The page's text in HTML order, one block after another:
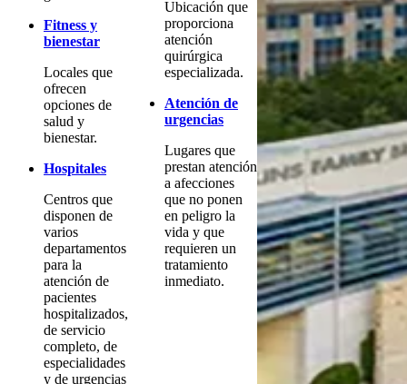
Fitness y
bienestar
Locales que
ofrecen
opciones de
salud y
bienestar.
Hospitales
Centros que
disponen de
varios
departamentos
para la
atención de
pacientes
hospitalizados,
de servicio
completo, de
especialidades
y de urgencias
Ubicación que
proporciona
atención
quirúrgica
especializada.
Atención de
urgencias
Lugares que
prestan atención
a afecciones
que no ponen
en peligro la
vida y que
requieren un
tratamiento
inmediato.